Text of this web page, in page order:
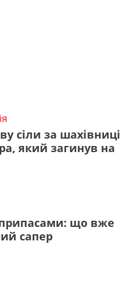
сіли за шахівниці
який загинув на
що вже
сапер